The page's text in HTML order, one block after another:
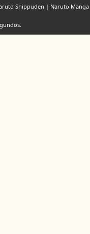
Shippuden | Naruto Manga